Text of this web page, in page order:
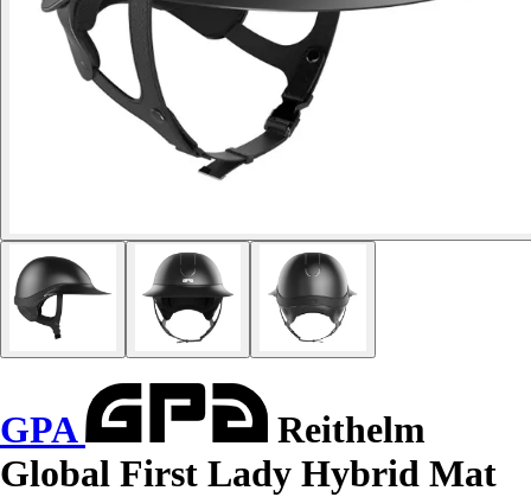
GPA
Reithelm
Global First Lady Hybrid Mat